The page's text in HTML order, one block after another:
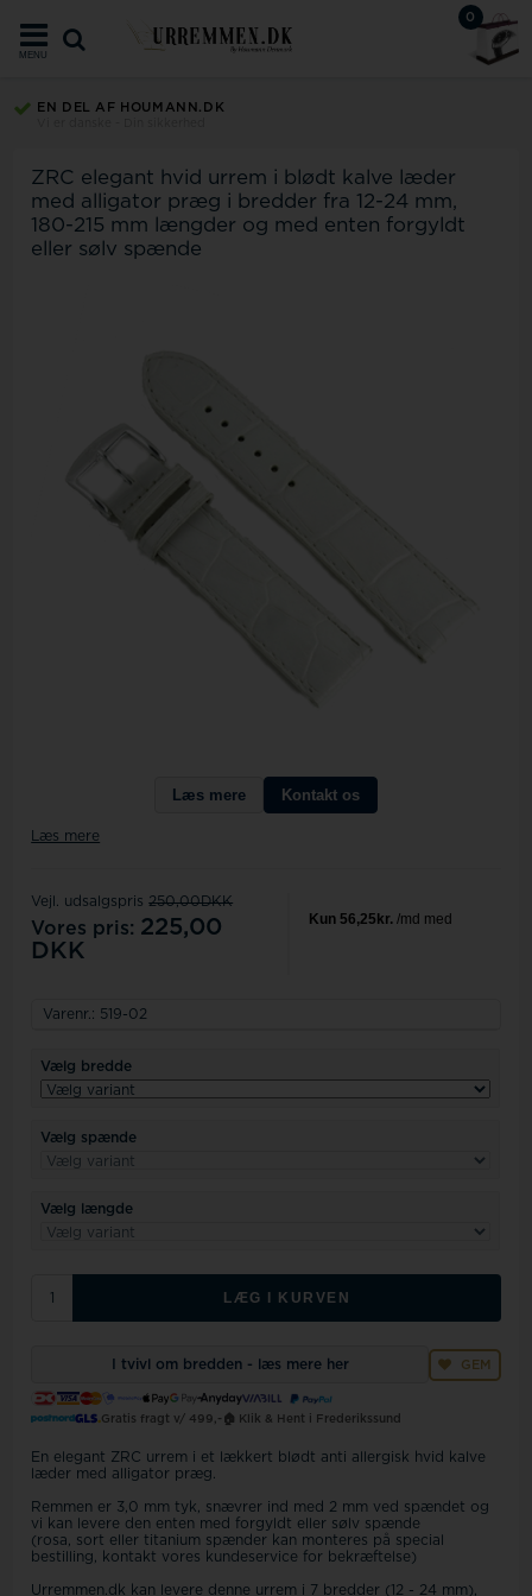
0
MENU
EN DEL AF HOUMANN.DK
ZRC elegant hvid urrem i blødt kalve læder
med alligator præg i bredder fra 12-24 mm,
180-215 mm længder og med enten forgyldt
eller sølv spænde
Læs mere Kontakt os
Læs mere
Vejl. udsalgspris 250,00DKK
Vores pris: 225,00
DKK
Varenr.: 519-02
Vælg bredde
Vælg spænde
Vælg længde
LÆG I KURVEN
I tvivl om bredden - læs mere her GEM
Gratis fragt v/ 499,- 🏠 Klik & Hent i Frederikssund
En elegant ZRC urrem i et lækkert blødt anti allergisk hvid kalve
læder med alligator præg.
Remmen er 3,0 mm tyk, snævrer ind med 2 mm ved spændet og
vi kan levere den enten med forgyldt eller sølv spænde
(rosa, sort eller titanium spænder kan monteres på special
bestilling, kontakt vores kundeservice for bekræftelse)
Urremmen.dk kan levere denne urrem i 7 bredder (12 - 24 mm),